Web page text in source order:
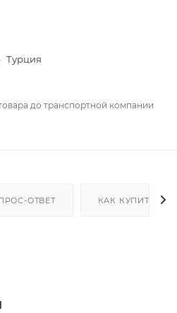
Турция
до транспортной компании
ОТВЕТ КАК КУПИТЬ